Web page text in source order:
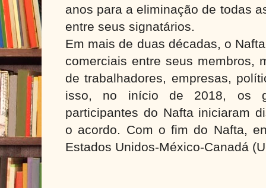
anos para a eliminação de todas
entre seus signatários.
Em mais de duas décadas, o
comerciais entre seus membros,
de trabalhadores, empresas,
isso, no início de 2018, os
participantes do Nafta iniciaram
o acordo. Com o fim do Nafta,
Estados Unidos-México-Canadá